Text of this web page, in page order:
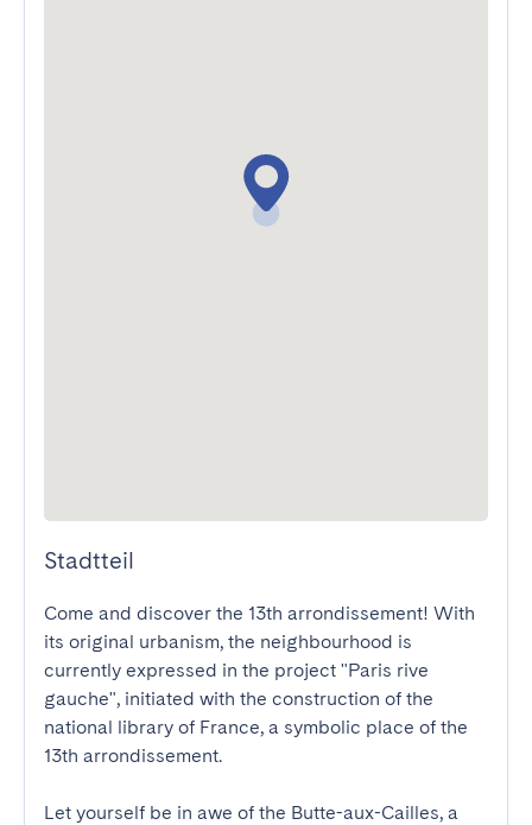
Stadtteil
Come and discover the 13th arrondissement! With
its original urbanism, the neighbourhood is
currently expressed in the project "Paris rive
gauche", initiated with the construction of the
national library of France, a symbolic place of the
13th arrondissement.
Let yourself be in awe of the Butte-aux-Cailles, a